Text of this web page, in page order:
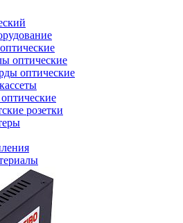
оптические
оптические
розетки